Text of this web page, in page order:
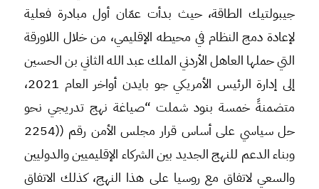
جيبولتيك الطاقة، حيث بدأت عمّان أول مبادرة فعلية
لإعادة دمج النظام في محيطه الإقليمي، من خلال اللاورقة
التي حملها العاهل الأردني الملك عبد الله الثاني بن الحسين
إلى إدارة الرئيس الأمريكي جو بايدن أواخر العام 2021،
متضمنةً خمسة بنود شملت “صياغة نهج تدريجي نحو
حل سياسي على أساس قرار مجلس الأمن رقم ((2254
وبناء الدعم للنهج الجديد بين الشركاء الإقليميين والدوليين
والسعي لاتفاق مع روسيا على هذا النهج، كذلك الاتفاق